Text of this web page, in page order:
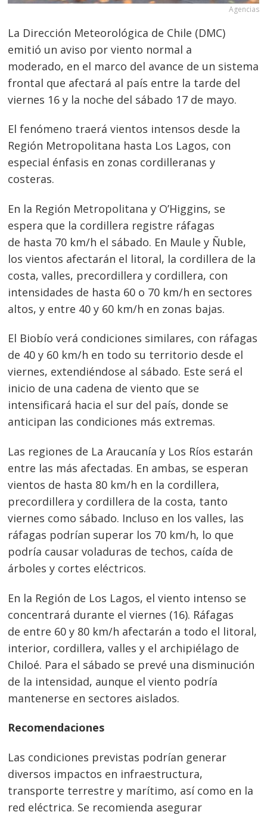
Agencias
La Dirección Meteorológica de Chile (DMC)
emitió un aviso por viento normal a
moderado, en el marco del avance de un sistema
frontal que afectará al país entre la tarde del
viernes 16 y la noche del sábado 17 de mayo.
El fenómeno traerá vientos intensos desde la
Región Metropolitana hasta Los Lagos, con
especial énfasis en zonas cordilleranas y
costeras.
En la Región Metropolitana y O’Higgins, se
espera que la cordillera registre ráfagas
de hasta 70 km/h el sábado. En Maule y Ñuble,
los vientos afectarán el litoral, la cordillera de la
costa, valles, precordillera y cordillera, con
intensidades de hasta 60 o 70 km/h en sectores
altos, y entre 40 y 60 km/h en zonas bajas.
El Biobío verá condiciones similares, con ráfagas
de 40 y 60 km/h en todo su territorio desde el
viernes, extendiéndose al sábado. Este será el
inicio de una cadena de viento que se
intensificará hacia el sur del país, donde se
anticipan las condiciones más extremas.
Las regiones de La Araucanía y Los Ríos estarán
entre las más afectadas. En ambas, se esperan
vientos de hasta 80 km/h en la cordillera,
precordillera y cordillera de la costa, tanto
viernes como sábado. Incluso en los valles, las
ráfagas podrían superar los 70 km/h, lo que
podría causar voladuras de techos, caída de
árboles y cortes eléctricos.
En la Región de Los Lagos, el viento intenso se
concentrará durante el viernes (16). Ráfagas
de entre 60 y 80 km/h afectarán a todo el litoral,
interior, cordillera, valles y el archipiélago de
Chiloé. Para el sábado se prevé una disminución
de la intensidad, aunque el viento podría
mantenerse en sectores aislados.
Recomendaciones
Las condiciones previstas podrían generar
diversos impactos en infraestructura,
transporte terrestre y marítimo, así como en la
red eléctrica. Se recomienda asegurar
Navegación
de
entradas